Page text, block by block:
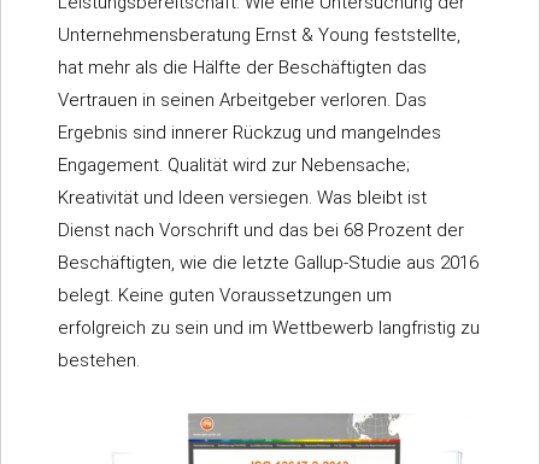
Unternehmensberatung Ernst & Young feststellte,
hat mehr als die Hälfte der Beschäftigten das
Vertrauen in seinen Arbeitgeber verloren. Das
Ergebnis sind innerer Rückzug und mangelndes
Engagement. Qualität wird zur Nebensache;
Kreativität und Ideen versiegen. Was bleibt ist
Dienst nach Vorschrift und das bei 68 Prozent der
Beschäftigten, wie die letzte Gallup-Studie aus 2016
belegt. Keine guten Voraussetzungen um
erfolgreich zu sein und im Wettbewerb langfristig zu
bestehen.